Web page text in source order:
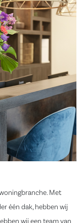
Met
één dak, hebben wij